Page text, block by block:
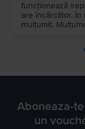
funcționează
are încărcător.
mulțumit.
Aboneaza-
un